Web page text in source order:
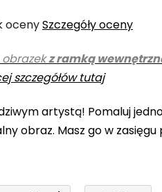
ocenySzczegóły oceny
z ramką
szczegółów tutaj
artystą! Pomaluj
obraz. Masz go w zasięgu